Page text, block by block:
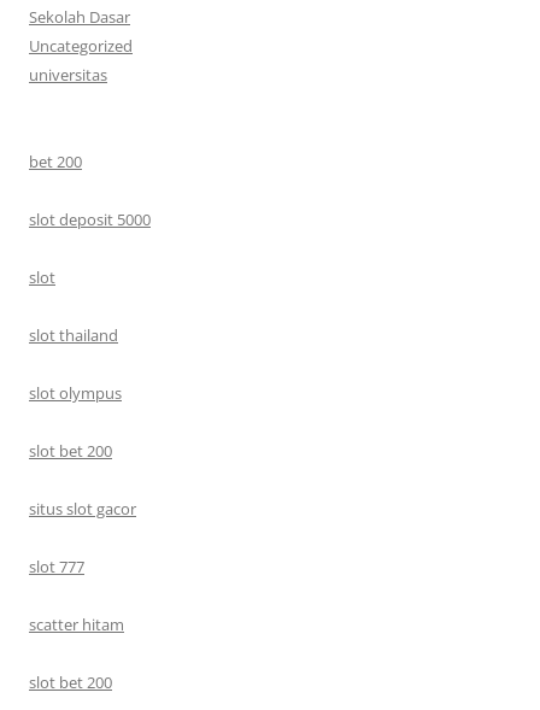
Sekolah Dasar
Uncategorized
universitas
bet 200
slot deposit 5000
slot
slot thailand
slot olympus
slot bet 200
situs slot gacor
slot 777
scatter hitam
slot bet 200